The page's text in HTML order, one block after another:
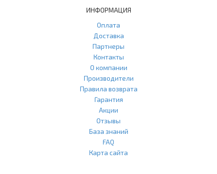
ИНФОРМАЦИЯ
Оплата
Доставка
Партнеры
Контакты
О компании
Производители
Правила возврата
Гарантия
Акции
Отзывы
База знаний
FAQ
Карта сайта